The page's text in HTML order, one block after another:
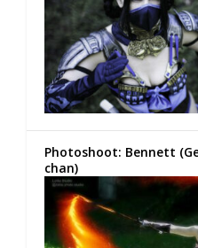
Photoshoot: Bennett
chan)